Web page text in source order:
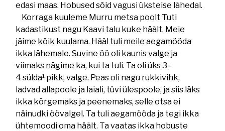
edasi maas. Hobused sõid vagusi üksteise lähedal.
Korraga kuuleme Murru metsa poolt Tuti
kadastikust nagu Kaavi talu kuke häält. Meie
jäime kõik kuulama. Hääl tuli meile aegamööda
ikka lähemale. Suvine öö oli kaunis valge ja
viimaks nägime ka, kui ta tuli. Ta oli üks 3–
4 sülda1 pikk, valge. Peas oli nagu rukkivihk,
ladvad allapoole ja laiali, tüvi ülespoole, ja siis läks
ikka kõrgemaks ja peenemaks, selle otsa ei
näinudki öövalgel. Ta tuli aegamööda ja tegi ikka
ühtemoodi oma häält. Ta vaatas ikka hobuste